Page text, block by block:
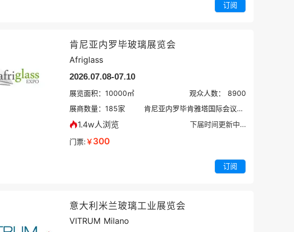
订阅
肯尼亚内罗毕玻璃展览会
Afriglass
2026.07.08-07.10
展览面积： 10000㎡ 观众人数： 8900
展商数量： 185家 肯尼亚内罗毕肯雅塔国际会议中心
1.4w人浏览
下届时间更新中...
门票:￥300
订阅
意大利米兰玻璃工业展览会
VITRUM Milano